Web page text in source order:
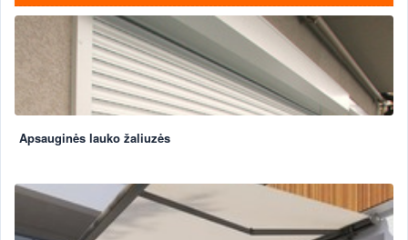
Apsauginės lauko žaliuzės